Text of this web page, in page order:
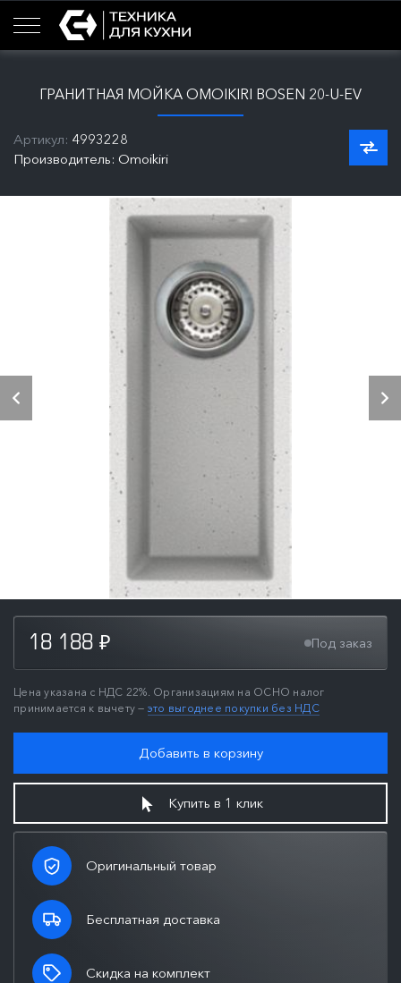
ГРАНИТНАЯ МОЙКА OMOIKIRI BOSEN 20-U-EV
Артикул: 4993228
Производитель: Omoikiri
18 188 ₽ Под заказ
Цена указана с НДС 22%. Организациям на ОСНО налог
принимается к вычету — это выгоднее покупки без НДС
Добавить в корзину
Купить в 1 клик
Оригинальный товар
Бесплатная доставка
Скидка на комплект